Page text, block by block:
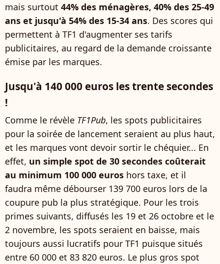
mais surtout 44% des ménagères, 40% des 25-49
ans et jusqu'à 54% des 15-34 ans. Des scores qui
permettent à TF1 d'augmenter ses tarifs
publicitaires, au regard de la demande croissante
émise par les marques.
Jusqu'à 140 000 euros les trente secondes
!
Comme le révèle TF1Pub, les spots publicitaires
pour la soirée de lancement seraient au plus haut,
et les marques vont devoir sortir le chéquier... En
effet, un simple spot de 30 secondes coûterait
au minimum 100 000 euros hors taxe, et il
faudra même débourser 139 700 euros lors de la
coupure pub la plus stratégique. Pour les trois
primes suivants, diffusés les 19 et 26 octobre et le
2 novembre, les spots seraient en baisse, mais
toujours aussi lucratifs pour TF1 puisque situés
entre 60 000 et 83 820 euros. Le plus gros spot